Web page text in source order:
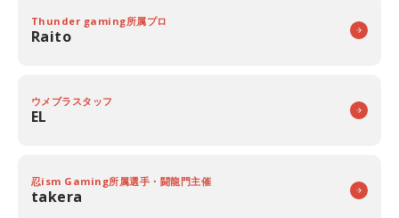
Thunder gaming所属プロ
Raito
ウメブラスタッフ
EL
忍ism Gaming所属選手・闘龍門主催
takera